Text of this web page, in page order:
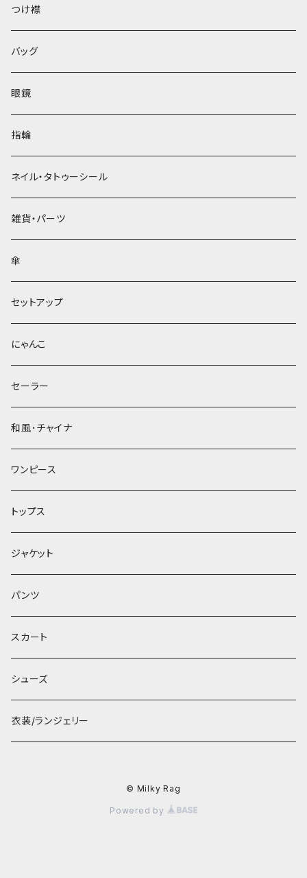
ベレー帽
つけ襟
バッグ
眼鏡
指輪
ネイル・タトゥーシール
雑貨・パーツ
傘
セットアップ
にゃんこ
セーラー
和風･チャイナ
ワンピース
トップス
ジャケット
パンツ
スカート
シューズ
衣装/ランジェリー
© Milky Rag
Powered by